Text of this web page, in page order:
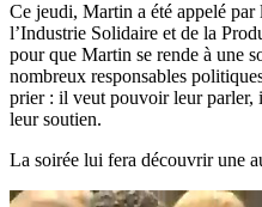
Ce jeudi, Martin a été appelé
l’Industrie Solidaire et de la
pour que Martin se rende à une
nombreux responsables
prier : il veut pouvoir leur parler,
leur soutien.
La soirée lui fera découvrir une